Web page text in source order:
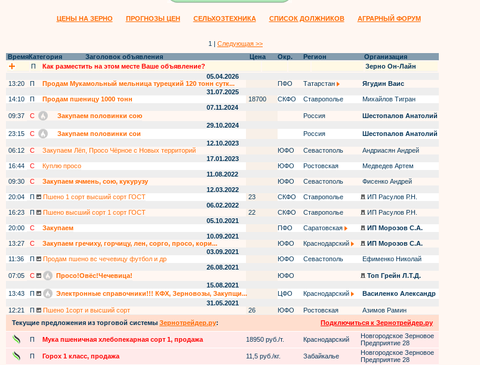
ЦЕНЫ НА ЗЕРНО ПРОГНОЗЫ ЦЕН СЕЛЬХОЗТЕХНИКА СПИСОК ДОЛЖНИКОВ АГРАРНЫЙ ФОРУМ
1 | Следующая >>
ВремяКатегория Заголовок объявления Цена Окр. Регион
Организация
П
Как разместить на этом месте Ваше объявление?
Зерно Он-Лайн
05.04.2026
13:20
П Продам Мукамольный мельница турецкий 120 тонн сутк... ПФО Татарстан
Ягудин Ваис
31.07.2025
14:10
П Продам пшеницу 1000 тонн 18700 СКФО Ставрополье
Михайлов Тигран
07.11.2024
09:37
С Закупаем половинки сою Россия
Шестопалов Анатолий
29.10.2024
23:15
С Закупаем половинки сои Россия
Шестопалов Анатолий
12.10.2023
06:12
С Закупаем Лёп, Просо Чёрное с Новых территорий ЮФО Севастополь
Андриасян Андрей
17.01.2023
16:44
С Куплю просо ЮФО Ростовская
Медведев Артем
11.08.2022
09:30
С Закупаем ячмень, сою, кукурузу ЮФО Севастополь
Фисенко Андрей
12.03.2022
20:04
П Пшено 1 сорт высший сорт ГОСТ 23 СКФО Ставрополье
ИП Расулов Р.Н.
06.02.2022
16:23
П Пшено высший сорт 1 сорт ГОСТ 22 СКФО Ставрополье
ИП Расулов Р.Н.
05.10.2021
20:00
С Закупаем ПФО Саратовская
ИП Морозов С.А.
10.09.2021
13:27
С Закупаем гречиху, горчицу, лен, сорго, просо, кори... ЮФО Краснодарский
ИП Морозов С.А.
03.09.2021
11:36
П Продам пшено вс чечевицу футбол и др ЮФО Севастополь
Ефименко Николай
26.08.2021
07:05
С Просо!Овёс!Чечевица! ЮФО
Топ Грейн Л.Т.Д.
15.08.2021
13:43
П Электронные справочники!!! КФХ, Зерновозы, Закупщи... ЦФО Краснодарский
Василенко Александр
31.05.2021
12:21
П Пшено 1сорт и высший сорт 26 ЮФО Ростовская
Азимов Рамин
Текущие предложения из торговой системы Зернотрейдер.ру: Подключиться к Зернотрейдер.ру
П Мука пшеничная хлебопекарная сорт 1, продажа 18950 руб./т. Краснодарский
Новгородское Зерновое
Предприятие 28
П
Горох 1 класс, продажа 11,5 руб./кг. Забайкалье
Новгородское Зерновое
Предприятие 28